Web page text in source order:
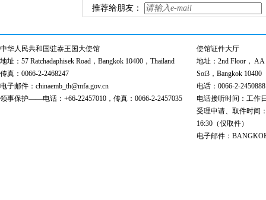
推荐给朋友：
中华人民共和国驻泰王国大使馆
地址：57 Ratchadaphisek Road，Bangkok 10400，Thailand
传真：0066-2-2468247
电子邮件：chinaemb_th@mfa.gov.cn
领事保护——电话：+66-22457010，传真：0066-2-2457035
使馆证件大厅
地址：2nd Floor， AA
Soi3，Bangkok 10400
电话：0066-2-
电话接听时间：工作
受理申请、取件时间
16:30（仅取件）
电子邮件：